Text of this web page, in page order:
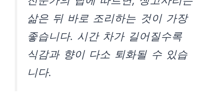
삶은 뒤 바로 조리하는 것이 가장
좋습니다. 시간 차가 길어질수록
식감과 향이 다소 퇴화될 수 있습
니다.